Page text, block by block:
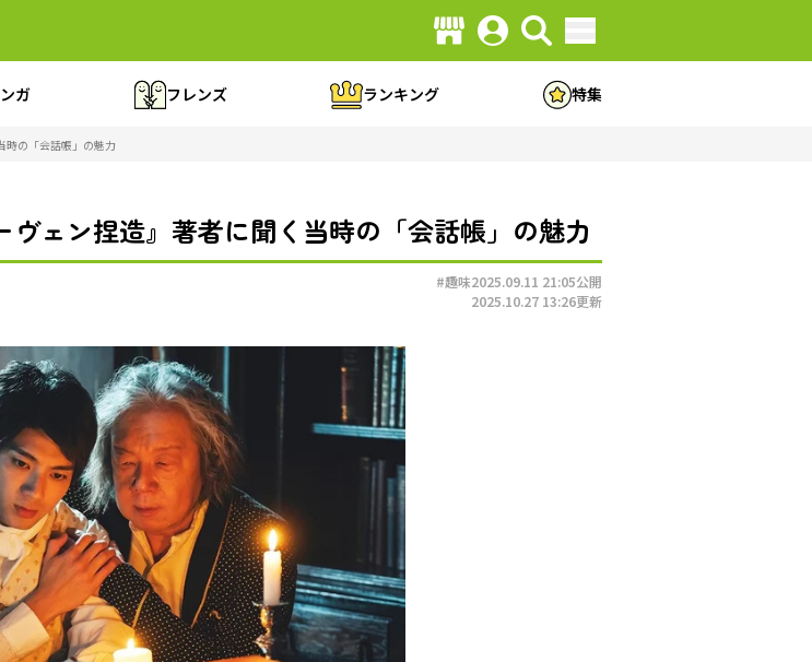
ガ フレンズ ランキング 特集
時の「会話帳」の魅力
ェン捏造』著者に聞く当時の「会話帳」の魅力
#趣味2025.09.11 21:05公開
2025.10.27 13:26更新